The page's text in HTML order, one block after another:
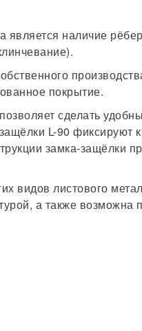
наличие
покрытие.
сделать
L-90
замка-защёлки
видов листового
а также возможна